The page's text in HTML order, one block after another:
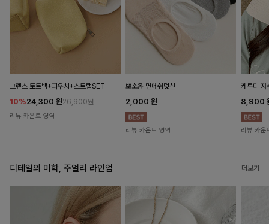
그렌스 토트백+파우치+스트랩SET
10%24,300 원26,900원
리뷰 카운트 영역
뽀소옹 면메쉬덧신
2,000 원
리뷰 카운트 영역
케루디 자
8,900
리뷰 카운
디테일의 미학, 주얼리 라인업 더보기